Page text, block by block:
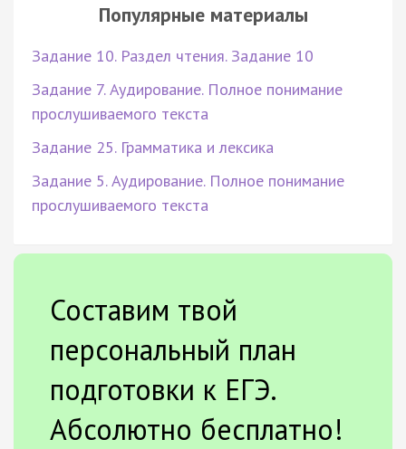
Популярные материалы
Задание 10. Раздел чтения. Задание 10
Задание 7. Аудирование. Полное понимание
прослушиваемого текста
Задание 25. Грамматика и лексика
Задание 5. Аудирование. Полное понимание
прослушиваемого текста
Составим твой
персональный план
подготовки к ЕГЭ.
Абсолютно бесплатно!